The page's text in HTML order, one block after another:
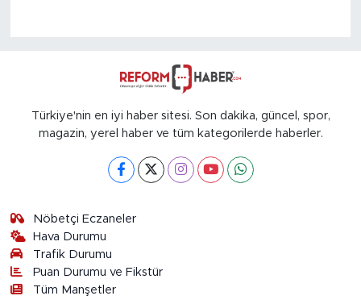
Türkiye'nin en iyi haber sitesi. Son dakika, güncel, spor,
magazin, yerel haber ve tüm kategorilerde haberler.
Nöbetçi Eczaneler
Hava Durumu
Trafik Durumu
Puan Durumu ve Fikstür
Tüm Manşetler